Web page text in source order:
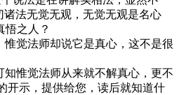
诸法无觉无观，无觉无观是名心
悟之人？
觉法师却说它是真心，这不是很
惟觉法师从来就不解真心，更不
开示，提供给您，读后就知道什